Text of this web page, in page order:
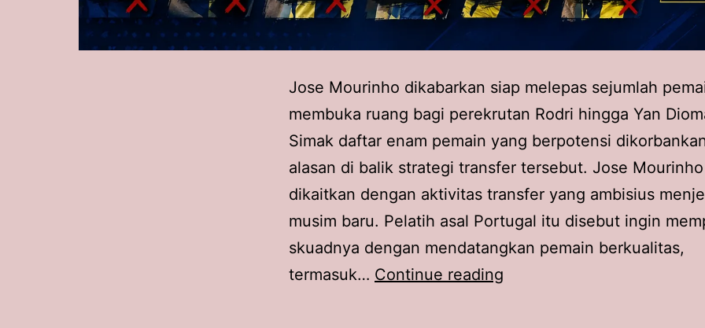
Jose Mourinho dikabarkan siap melepas sejumlah
membuka ruang bagi perekrutan Rodri hingga Yan
Simak daftar enam pemain yang berpotensi
alasan di balik strategi transfer tersebut. Jose
dikaitkan dengan aktivitas transfer yang ambisius
musim baru. Pelatih asal Portugal itu disebut ingin
skuadnya dengan mendatangkan pemain berkualitas,
termasuk… Continue reading